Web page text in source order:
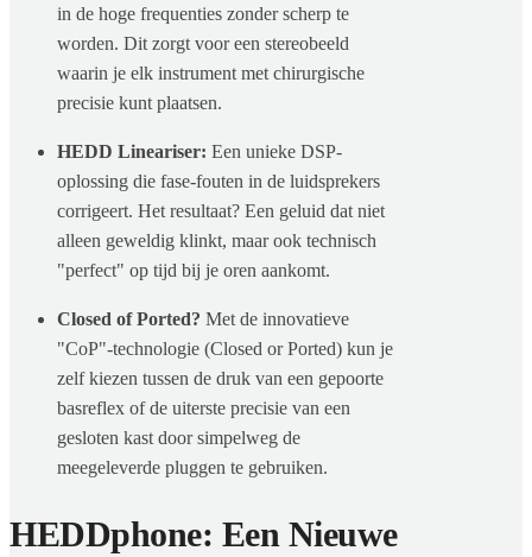
in de hoge frequenties zonder scherp te
worden. Dit zorgt voor een stereobeeld
waarin je elk instrument met chirurgische
precisie kunt plaatsen.
HEDD Lineariser: Een unieke DSP-
oplossing die fase-fouten in de luidsprekers
corrigeert. Het resultaat? Een geluid dat niet
alleen geweldig klinkt, maar ook technisch
"perfect" op tijd bij je oren aankomt.
Closed of Ported? Met de innovatieve
"CoP"-technologie (Closed or Ported) kun je
zelf kiezen tussen de druk van een gepoorte
basreflex of de uiterste precisie van een
gesloten kast door simpelweg de
meegeleverde pluggen te gebruiken.
HEDDphone: Een Nieuwe